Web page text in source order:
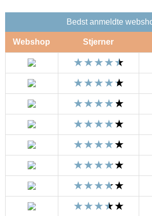
Bedst anmeldte
Webshop Stjerner